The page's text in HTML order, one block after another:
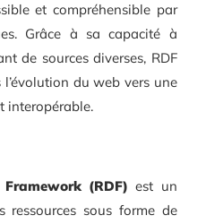
et compréhensible par
Grâce à sa capacité à
de sources diverses, RDF
du web vers une
interopérable.
Framework (RDF) est un
ressources sous forme de